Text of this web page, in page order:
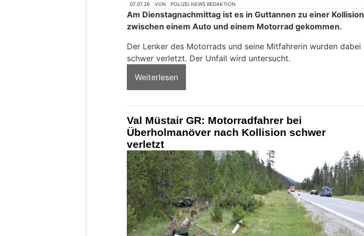
07.07.26 VON POLIZEI.NEWS REDAKTION
Am Dienstagnachmittag ist es in Guttannen zu einer Kollision
zwischen einem Auto und einem Motorrad gekommen.
Der Lenker des Motorrads und seine Mitfahrerin wurden dabei
schwer verletzt. Der Unfall wird untersucht.
Weiterlesen
Val Müstair GR: Motorradfahrer bei
Überholmanöver nach Kollision schwer
verletzt